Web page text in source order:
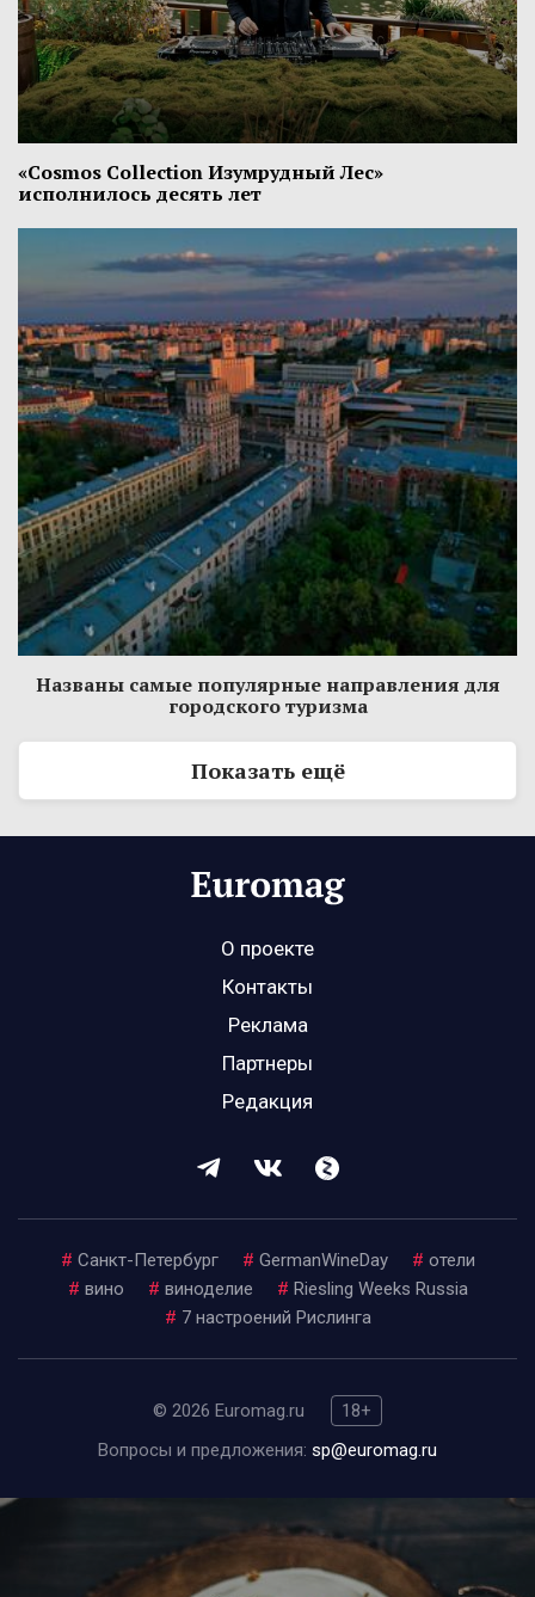
«Cosmos Collection Изумрудный Лес»
исполнилось десять лет
Названы самые популярные направления для
городского туризма
Показать ещё
О проекте
Контакты
Реклама
Партнеры
Редакция
# Санкт-Петербург # GermanWineDay # отели
# вино # виноделие # Riesling Weeks Russia
# 7 настроений Рислинга
© 2026 Euromag.ru
18+
Вопросы и предложения: sp@euromag.ru